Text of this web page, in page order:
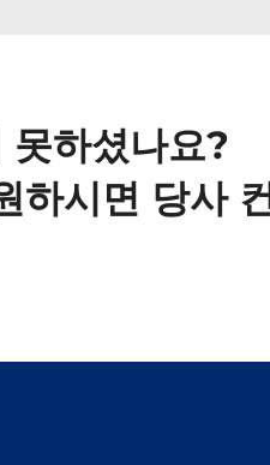
못하셨나요?
하시면 당사